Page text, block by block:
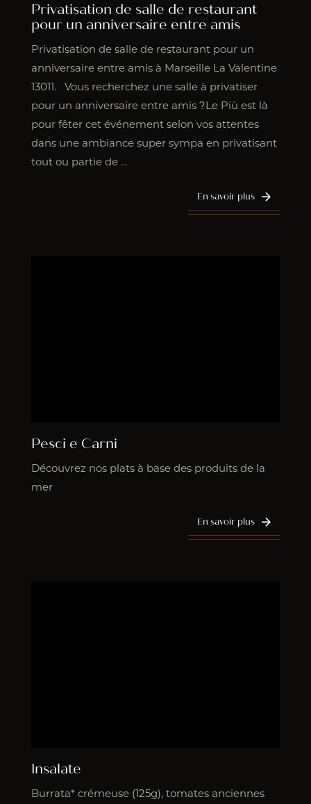
Privatisation de salle de restaurant
pour un anniversaire entre amis
Privatisation de salle de restaurant pour un
anniversaire entre amis à Marseille La Valentine
13011. Vous recherchez une salle à privatiser
pour un anniversaire entre amis ?Le Più est là
pour fêter cet événement selon vos attentes
dans une ambiance super sympa en privatisant
tout ou partie de ...
En savoir plus
Pesci e Carni
Découvrez nos plats à base des produits de la
mer
En savoir plus
Insalate
Burrata* crémeuse (125g), tomates anciennes